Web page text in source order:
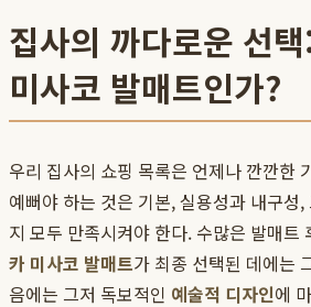
집사의 까다로운 선
미사코 발매트인가?
우리 집사의 쇼핑 목록은 언제나 깐깐한
예뻐야 하는 것은 기본, 실용성과 내구성
지 모두 만족시켜야 한다. 수많은 발매트
카 미사코 발매트가 최종 선택된 데에는
음에는 그저 독보적인 예술적 디자인에